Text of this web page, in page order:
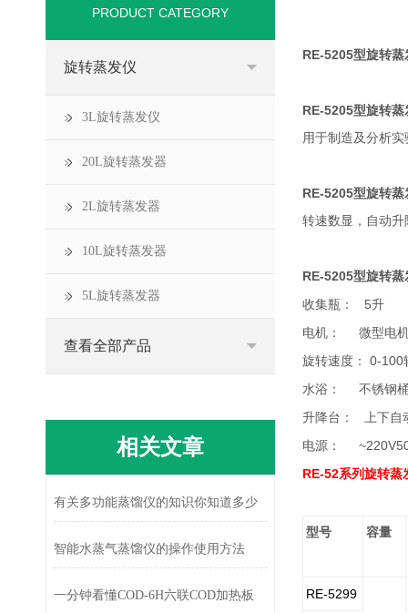
RE-5205型旋转蒸
RE-5205型旋转蒸
用于制造及分析
RE-5205型旋转蒸
转速数显，自动
RE-5205型旋转蒸
收集瓶： 5升
电机： 微型电
旋转速度： 0-100
水浴： 不锈钢
升降台： 上下自
电源：
RE-52系列旋转蒸
型号 容量
RE-5299
PRODUCT CATEGORY
旋转蒸发仪
3L旋转蒸发仪
20L旋转蒸发器
2L旋转蒸发器
10L旋转蒸发器
5L旋转蒸发器
查看全部产品
相关文章
有关多功能蒸馏仪的知识你知道多少
智能水蒸气蒸馏仪的操作使用方法
一分钟看懂COD-6H六联COD加热板